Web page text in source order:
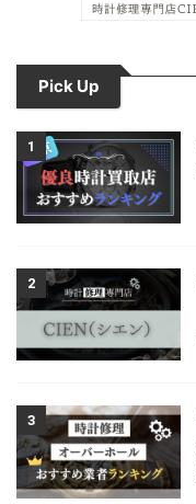
Pick Up
1
2
3